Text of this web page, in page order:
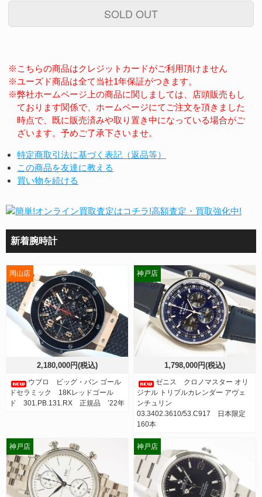
SOLD OUT
※こちらの商品はクレジットカードがご利用頂けません
※ユーズド商品は全て当社1年保証がつきます。
※弊社ホームページ上の商品に関しましては、店頭販売もし
ております関係で、ホームページにてご注文を頂きました
時点で、既に販売済みや取り置き中になっている場合がご
ざいます。予めご了承下さいませ。
特定商取引法に基づく表記（返品等）
この商品を友達に教える
買い物を続ける
新着腕時計
2,180,000円(税込)
ウブロ ビッグ・バン ゴール
ドセラミック 18Kレッドゴール
ド 301.PB.131.RX 正規品 ’22年
岡山店
1,798,000円(税込)
ゼニス クロノマスター オリ
ジナル トリプルカレンダー アヴェ
ンチュリン
03.3402.3610/53.C917 日本限定
160本
神戸店
神戸店 神戸店